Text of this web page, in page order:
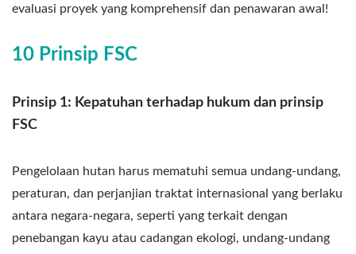
evaluasi proyek yang komprehensif dan penawaran awal!
10 Prinsip FSC
Prinsip 1: Kepatuhan terhadap hukum dan prinsip
FSC
Pengelolaan hutan harus mematuhi semua undang-undang,
peraturan, dan perjanjian traktat internasional yang berlaku
antara negara-negara, seperti yang terkait dengan
penebangan kayu atau cadangan ekologi, undang-undang